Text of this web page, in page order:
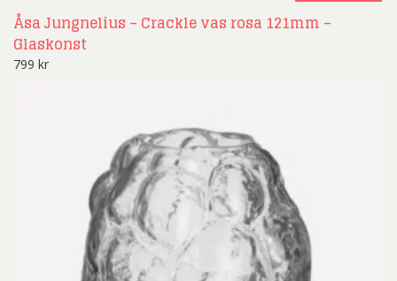
Åsa Jungnelius – Crackle vas rosa 121mm –
Glaskonst
799 kr